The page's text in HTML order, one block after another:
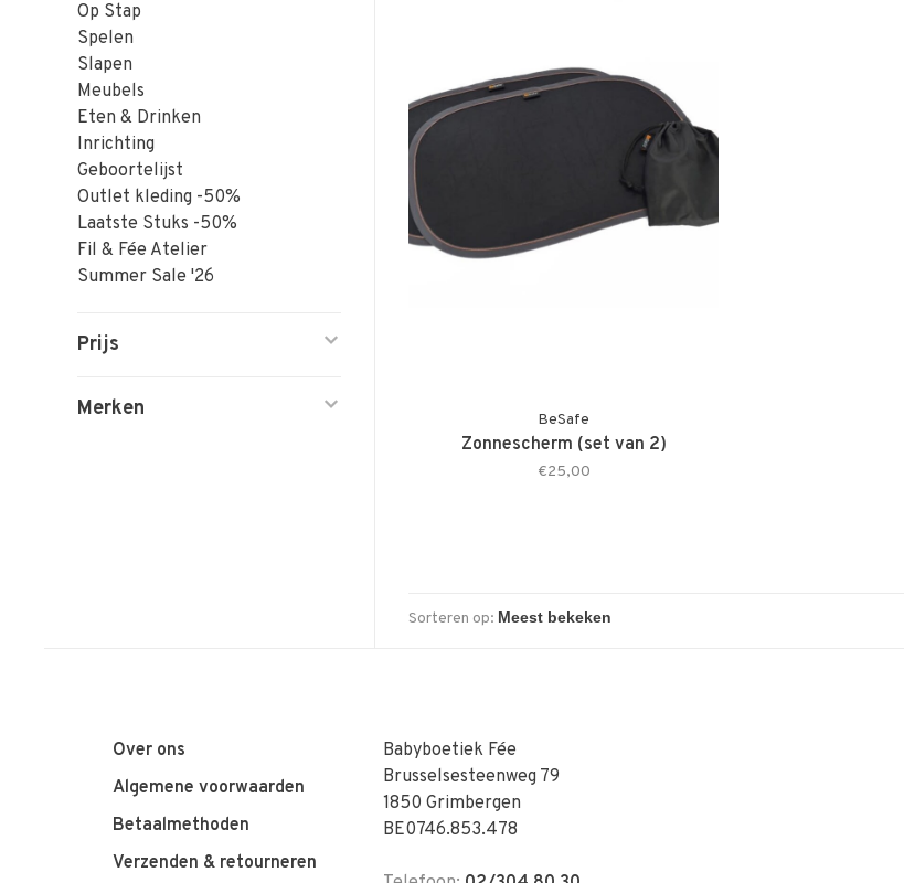
Op Stap
Spelen
Slapen
Meubels
Eten & Drinken
Inrichting
Geboortelijst
Outlet kleding -50%
Laatste Stuks -50%
Fil & Fée Atelier
Summer Sale '26
Prijs
Merken BeSafe
Zonnescherm (set van 2)
€25,00
Sorteren op:
Over ons
Algemene voorwaarden
Betaalmethoden
Verzenden & retourneren
Babyboetiek Fée
Brusselsesteenweg 79
1850 Grimbergen
BE0746.853.478